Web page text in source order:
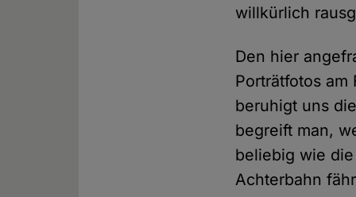
willkürlich
Den hier
Porträtfotos
beruhigt uns
begreift man,
beliebig wie
Achterbahn